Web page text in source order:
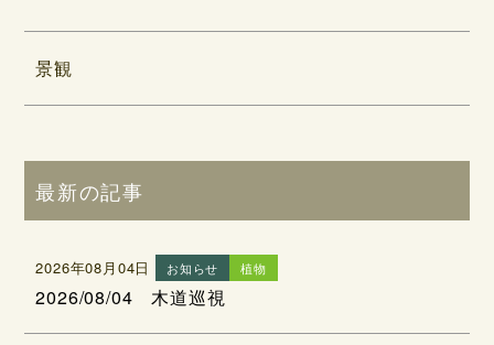
景観
最新の記事
2026年08月04日 お知らせ 植物
2026/08/04 木道巡視